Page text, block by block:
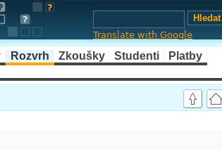
Translate with Google
Rozvrh Zkoušky Studenti
Platby